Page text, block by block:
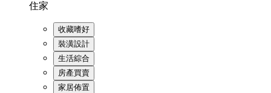
住家
收藏嗜好
裝潢設計
生活綜合
房產買賣
家居佈置